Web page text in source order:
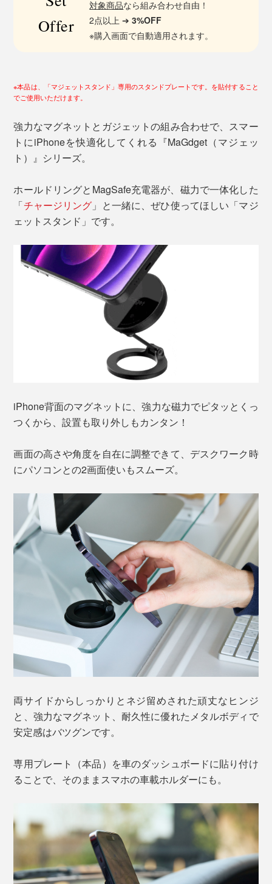
Offer
対象商品なら組み合わせ自由！
2点以上 ➔3%OFF
※購入画面で自動適用されます。
※本品は、「マジェットスタンド」専用のスタンドプレートです。を貼付すること
でご使用いただけます。
強力なマグネットとガジェットの組み合わせで、スマー
トにiPhoneを快適化してくれる『MaGdget（マジェッ
ト）』シリーズ。
ホールドリングとMagSafe充電器が、磁力で一体化した
「チャージリング 」と一緒に、ぜひ使ってほしい「マジ
ェットスタンド」です。
iPhone背面のマグネットに、強力な磁力でピタッとくっ
つくから、設置も取り外しもカンタン！
画面の高さや角度を自在に調整できて、デスクワーク時
にパソコンとの2画面使いもスムーズ。
両サイドからしっかりとネジ留めされた頑丈なヒンジ
と、強力なマグネット、耐久性に優れたメタルボディで
安定感はバツグンです。
専用プレート（本品）を車のダッシュボードに貼り付け
ることで、そのままスマホの車載ホルダーにも。